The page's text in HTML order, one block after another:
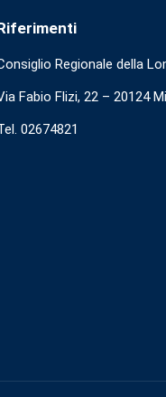
Regionale della
Fabio Flizi, 22 – 20124
02674821